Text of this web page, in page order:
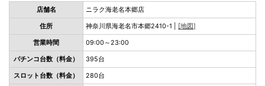
店舗名 ニラク海老名本郷店
住所 神奈川県海老名市本郷2410-1 | [地図]
営業時間 09:00～23:00
パチンコ台数（料金） 395台
スロット台数（料金） 280台